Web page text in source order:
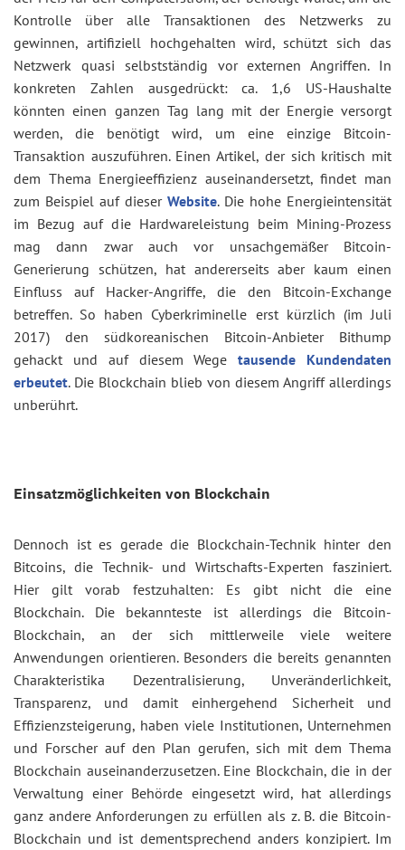
Kontrolle über alle Transaktionen des Netzwerks zu
gewinnen, artifiziell hochgehalten wird, schützt sich das
Netzwerk quasi selbstständig vor externen Angriffen. In
konkreten Zahlen ausgedrückt: ca. 1,6 US-Haushalte
könnten einen ganzen Tag lang mit der Energie versorgt
werden, die benötigt wird, um eine einzige Bitcoin-
Transaktion auszuführen. Einen Artikel, der sich kritisch mit
dem Thema Energieeffizienz auseinandersetzt, findet man
zum Beispiel auf dieser Website. Die hohe Energieintensität
im Bezug auf die Hardwareleistung beim Mining-Prozess
mag dann zwar auch vor unsachgemäßer Bitcoin-
Generierung schützen, hat andererseits aber kaum einen
Einfluss auf Hacker-Angriffe, die den Bitcoin-Exchange
betreffen. So haben Cyberkriminelle erst kürzlich (im Juli
2017) den südkoreanischen Bitcoin-Anbieter Bithump
gehackt und auf diesem Wegetausende Kundendaten
erbeutet. Die Blockchain blieb von diesem Angriff allerdings
unberührt.
Einsatzmöglichkeiten von Blockchain
Dennoch ist es gerade die Blockchain-Technik hinter den
Bitcoins, die Technik- und Wirtschafts-Experten fasziniert.
Hier gilt vorab festzuhalten: Es gibt nicht die eine
Blockchain. Die bekannteste ist allerdings die Bitcoin-
Blockchain, an der sich mittlerweile viele weitere
Anwendungen orientieren. Besonders die bereits genannten
Charakteristika Dezentralisierung, Unveränderlichkeit,
Transparenz, und damit einhergehend Sicherheit und
Effizienzsteigerung, haben viele Institutionen, Unternehmen
und Forscher auf den Plan gerufen, sich mit dem Thema
Blockchain auseinanderzusetzen. Eine Blockchain, die in der
Verwaltung einer Behörde eingesetzt wird, hat allerdings
ganz andere Anforderungen zu erfüllen als z. B. die Bitcoin-
Blockchain und ist dementsprechend anders konzipiert. Im